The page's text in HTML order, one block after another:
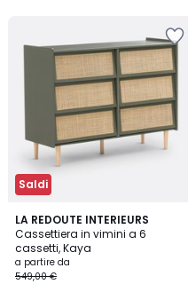
sconto
applicato.
Saldi
LA REDOUTE INTERIEURS
Cassettiera in vimini a 6
cassetti, Kaya
a partire da
549,00 €
3,9
/ 5
2
Colori